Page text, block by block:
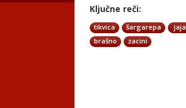
Ključne reči:
tikvica šargarepa
jaja
brašno
zacini